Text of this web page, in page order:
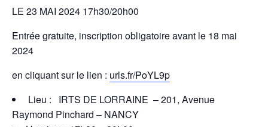
LE 23 MAI 2024 17h30/20h00
Entrée gratuite, inscription obligatoire avant le 18 mai
2024
en cliquant sur le lien : urls.fr/PoYL9p
Lieu : IRTS DE LORRAINE – 201, Avenue
Raymond Pinchard – NANCY